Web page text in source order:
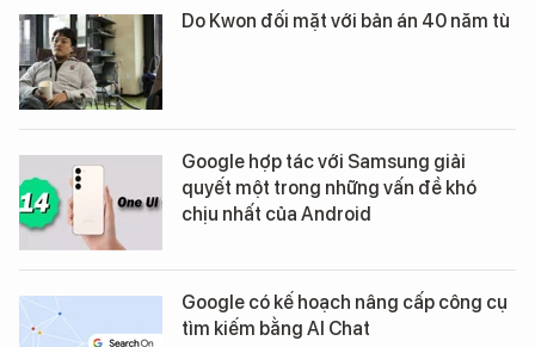
Do Kwon đối mặt với bản án 40 năm tù
Google hợp tác với Samsung giải
quyết một trong những vấn đề khó
chịu nhất của Android
Google có kế hoạch nâng cấp công cụ
tìm kiếm bằng AI Chat